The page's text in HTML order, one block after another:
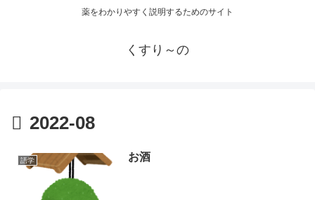
薬をわかりやすく説明するためのサイト
くすり～の
2022-08
語学 お酒